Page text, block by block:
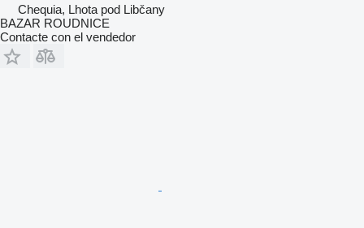
Chequia, Lhota pod Libčany
BAZAR ROUDNICE
Contacte con el vendedor